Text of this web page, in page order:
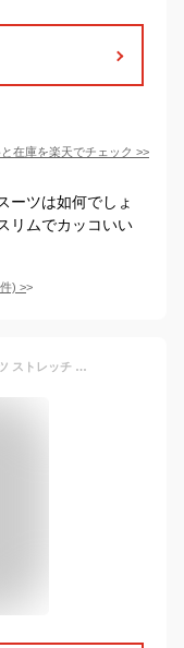
在庫を楽天でチェック >>
ーツは如何でしょ
リムでカッコいい
件) >
[NEVEREND] セットアップ メンズ スーツ ストレッチ 洗える オフィスカジュアル テーラード カジュアルスーツ ビジネス 夏 春 秋 ネイビー M